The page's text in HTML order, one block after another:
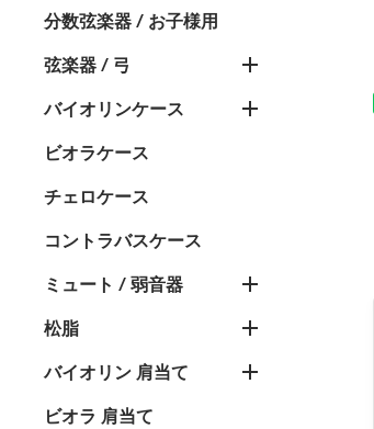
分数弦楽器 / お子様用
弦楽器 / 弓
バイオリンケース
ビオラケース
チェロケース
コントラバスケース
ミュート / 弱音器
松脂
バイオリン 肩当て
ビオラ 肩当て